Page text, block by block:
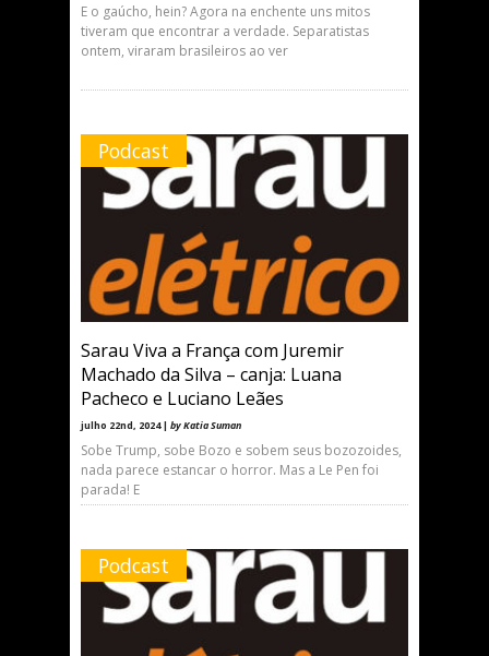
E o gaúcho, hein? Agora na enchente uns mitos
tiveram que encontrar a verdade. Separatistas
ontem, viraram brasileiros ao ver
Podcast
Sarau Viva a França com Juremir
Machado da Silva – canja: Luana
Pacheco e Luciano Leães
julho 22nd, 2024 | by Katia Suman
Sobe Trump, sobe Bozo e sobem seus bozozoides,
nada parece estancar o horror. Mas a Le Pen foi
parada! E
Podcast